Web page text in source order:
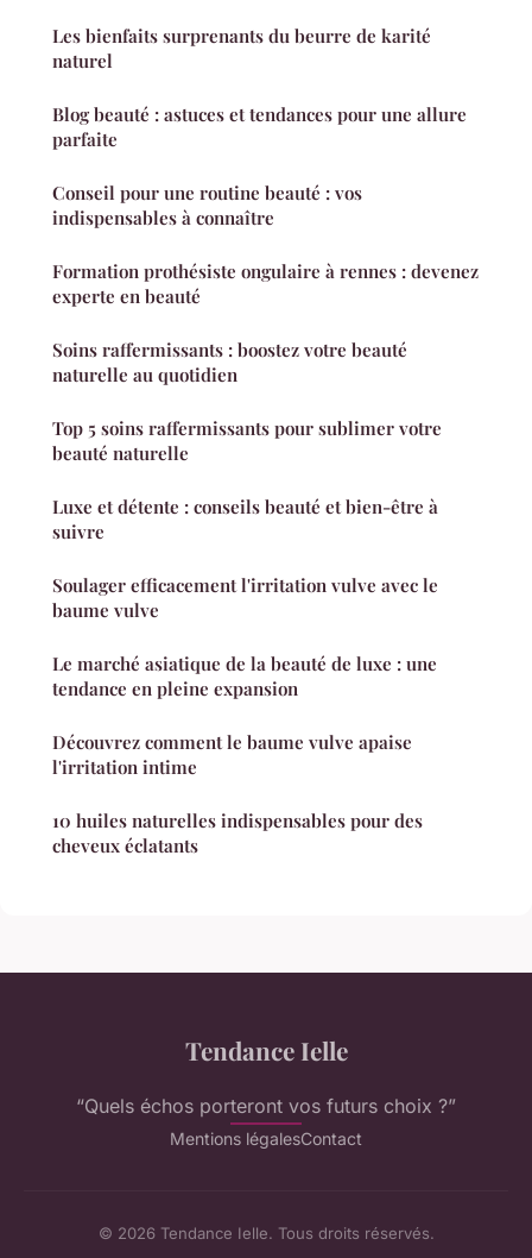
Les bienfaits surprenants du beurre de karité
naturel
Blog beauté : astuces et tendances pour une allure
parfaite
Conseil pour une routine beauté : vos
indispensables à connaître
Formation prothésiste ongulaire à rennes : devenez
experte en beauté
Soins raffermissants : boostez votre beauté
naturelle au quotidien
Top 5 soins raffermissants pour sublimer votre
beauté naturelle
Luxe et détente : conseils beauté et bien-être à
suivre
Soulager efficacement l'irritation vulve avec le
baume vulve
Le marché asiatique de la beauté de luxe : une
tendance en pleine expansion
Découvrez comment le baume vulve apaise
l'irritation intime
10 huiles naturelles indispensables pour des
cheveux éclatants
Tendance Ielle
“Quels échos porteront vos futurs choix ?”
Mentions légalesContact
© 2026 Tendance Ielle. Tous droits réservés.